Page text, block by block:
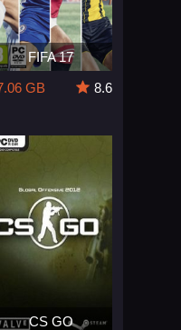
FIFA 17
GB
8.6
CS GO